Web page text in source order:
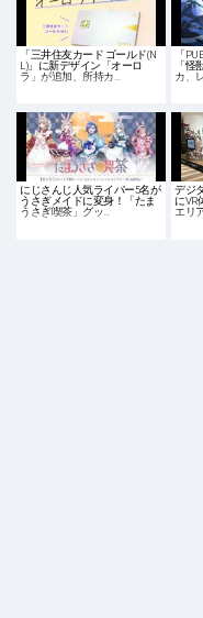
「三井住友カード ゴールド(N
L)」に新デザイン「オーロ
ラ」が追加、所持カ…
「
「怪
カ、
にじさんじ人気ライバー5名が
うさぎメイドに変身！「たま
うさぎ喫茶」グッ…
デジ
にVR
エリ